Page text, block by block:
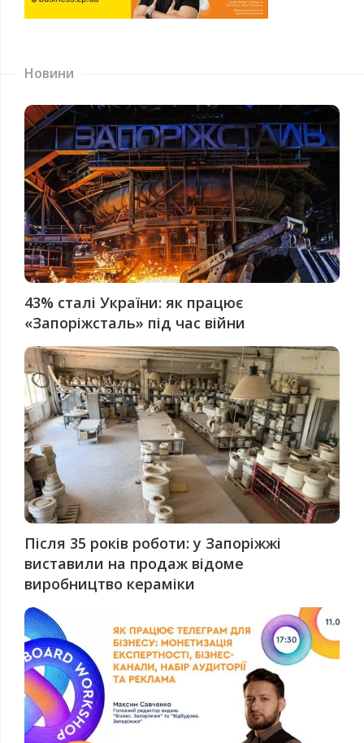
Новини
43% сталі України: як працює
«Запоріжсталь» під час війни
Після 35 років роботи: у Запоріжжі
виставили на продаж відоме
виробництво кераміки